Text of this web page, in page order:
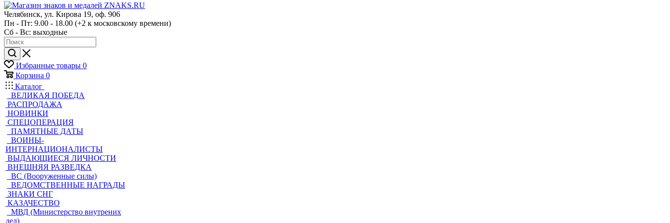
Челябинск, ул. Кирова 19, оф. 906
Пн - Пт: 9.00 - 18.00 (+2 к московскому времени)
Сб - Вс: выходные
Избранные товары 0
Корзина 0
Каталог
ВЕЛИКАЯ ПОБЕДА
РАСПРОДАЖА
НОВИНКИ
СПЕЦОПЕРАЦИЯ
ПАМЯТНЫЕ ДАТЫ
ВОИНЫ-
ИНТЕРНАЦИОНАЛИСТЫ
ВЫДАЮЩИЕСЯ ЛИЧНОСТИ
ВНЕШНЯЯ РАЗВЕДКА
ВС (Вооруженные силы)
ВЕДОМСТВЕННЫЕ НАГРАДЫ
ЗНАКИ СНГ
КАЗАЧЕСТВО
МВД (Министерство внутрених
дел)